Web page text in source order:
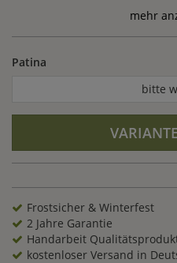
für Gärten, Parks oder Städte.
Durchmesser von ca. 90cm.
mehr
Patina
bitte
Frostsicher & Winterfest
2 Jahre Garantie
Handarbeit
kostenloser Versand in